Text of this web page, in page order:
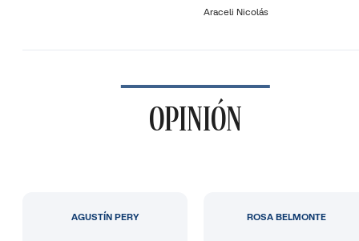
Araceli Nicolás
OPINIÓN
AGUSTÍN PERY ROSA BELMONTE